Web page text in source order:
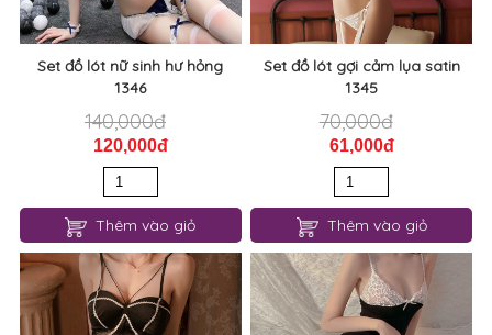
Set đồ lót nữ sinh hư hỏng
1346
140,000đ
120,000đ
Thêm vào giỏ
Set đồ lót gợi cảm lụa satin
1345
70,000đ
61,000đ
Thêm vào giỏ